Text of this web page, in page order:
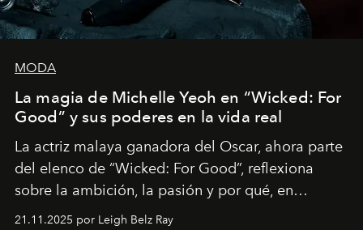
MODA
La magia de Michelle Yeoh en “Wicked: For
Good” y sus poderes en la vida real
La actriz malaya ganadora del Oscar, ahora parte
del elenco de “Wicked: For Good”, reflexiona
sobre la ambición, la pasión y por qué, en
ocasiones, la introspección puede esperar. “Es
21.11.2025 por Leigh Belz Ray